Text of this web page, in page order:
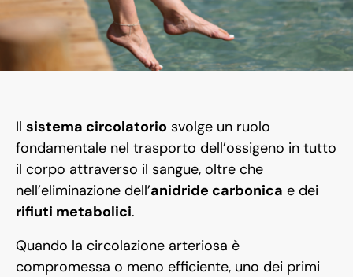
Il sistema circolatorio svolge un ruolo
fondamentale nel trasporto dell’ossigeno in tutto
il corpo attraverso il sangue, oltre che
nell’eliminazione dell’anidride carbonica e dei
rifiuti metabolici.
Quando la circolazione arteriosa è
compromessa o meno efficiente, uno dei primi